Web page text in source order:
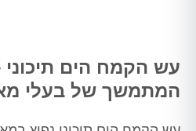
עש הקמח הים תיכוני
המתמשך של בעלי